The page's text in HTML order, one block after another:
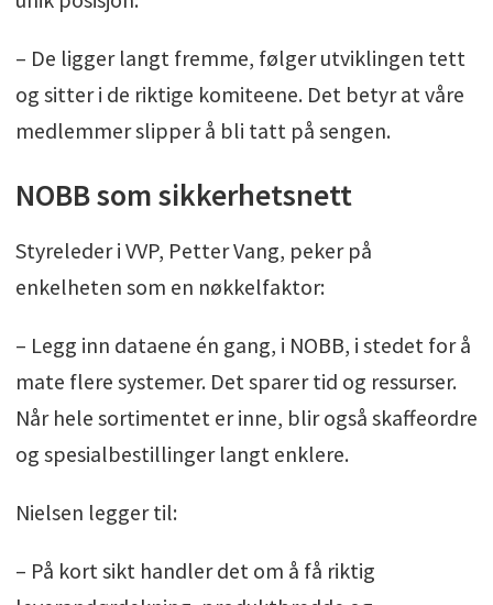
– De ligger langt fremme, følger utviklingen tett
og sitter i de riktige komiteene. Det betyr at våre
medlemmer slipper å bli tatt på sengen.
NOBB som sikkerhetsnett
Styreleder i VVP, Petter Vang, peker på
enkelheten som en nøkkelfaktor:
– Legg inn dataene én gang, i NOBB, i stedet for å
mate flere systemer. Det sparer tid og ressurser.
Når hele sortimentet er inne, blir også skaffeordre
og spesialbestillinger langt enklere.
Nielsen legger til:
– På kort sikt handler det om å få riktig